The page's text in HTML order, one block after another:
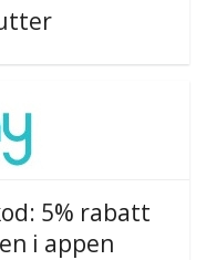
5% rabatt
i appen